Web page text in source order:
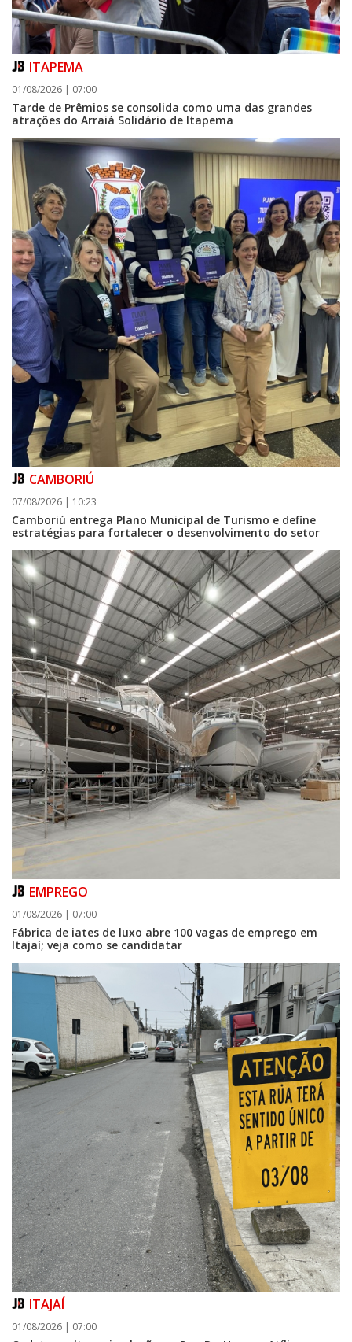
07/08/2026 | 07:00
Itapema se destaca no IDEB e conquista melhor resultado da região
ITAPEMA
01/08/2026 | 07:00
Tarde de Prêmios se consolida como uma das grandes
atrações do Arraiá Solidário de Itapema
CAMBORIÚ
07/08/2026 | 10:23
Camboriú entrega Plano Municipal de Turismo e define
estratégias para fortalecer o desenvolvimento do setor
EMPREGO
01/08/2026 | 07:00
Fábrica de iates de luxo abre 100 vagas de emprego em
Itajaí; veja como se candidatar
ITAJAÍ
01/08/2026 | 07:00